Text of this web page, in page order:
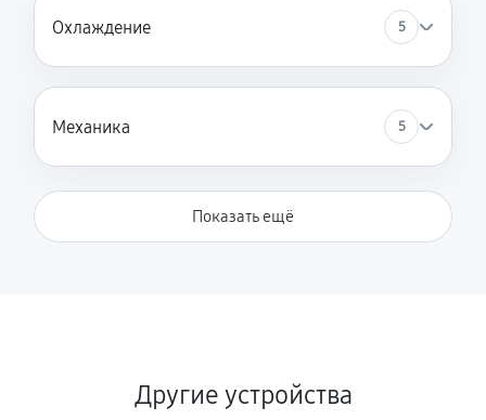
Охлаждение 5
Механика 5
Показать ещё
Другие устройства